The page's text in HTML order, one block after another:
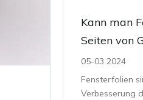
Kann man
Seiten von
05-03 2024
Fensterfolien
Verbesserung